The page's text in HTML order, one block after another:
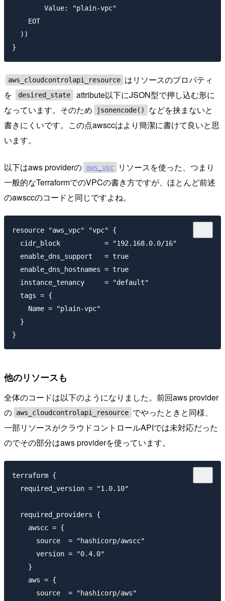
        Value: "plain-vpc"
    EOT
  ))
aws_cloudcontrolapi_resource はリソースのプロパティ
を
desired_state
attribute以下にJSON型で押し込む形に
なっています。そのため
jsonencode()
などを挟まないと
書きにくいです。この点awsccはより簡潔に書けて良いと思
います。
以下はaws providerの aws_vpc
リソースを使った、つまり
一般的なTerraformでのVPCの書き方ですが、ほとんど前述
のawsccのコードと同じですよね。
resource "aws_vpc" "vpc" {
  cidr_block           = "192.168.0.0/16"
  enable_dns_support   = true
  enable_dns_hostnames = true
  instance_tenancy     = "default"
  tags = {
    Name = "plain-vpc"
  }
他のリソースも
全体のコードは以下のようになりました。前回aws provider
の aws_cloudcontrolapi_resource でやったときと同様、
一部リソースがクラウドコントロールAPIでは未対応だった
のでその部分はaws providerを使っています。
terraform {
  required_version = "1.0.10"
  required_providers {
    awscc = {
      source  = "hashicorp/awscc"
      version = "0.4.0"
    }
    aws = {
      source  = "hashicorp/aws"